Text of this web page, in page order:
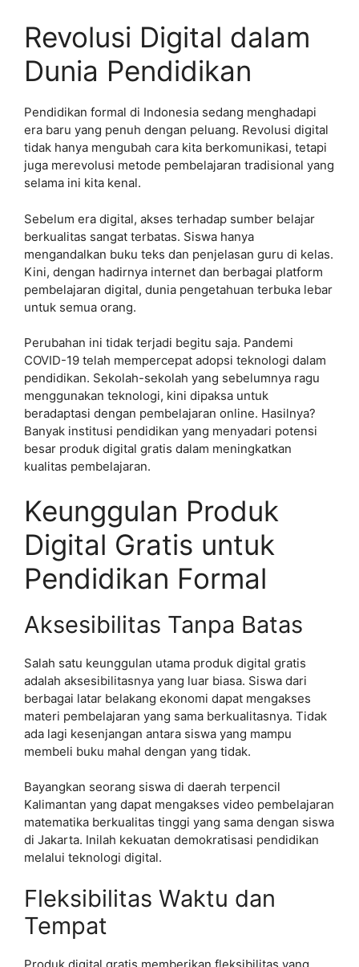
Revolusi Digital dalam
Dunia Pendidikan
Pendidikan formal di Indonesia sedang menghadapi
era baru yang penuh dengan peluang. Revolusi digital
tidak hanya mengubah cara kita berkomunikasi, tetapi
juga merevolusi metode pembelajaran tradisional yang
selama ini kita kenal.
Sebelum era digital, akses terhadap sumber belajar
berkualitas sangat terbatas. Siswa hanya
mengandalkan buku teks dan penjelasan guru di kelas.
Kini, dengan hadirnya internet dan berbagai platform
pembelajaran digital, dunia pengetahuan terbuka lebar
untuk semua orang.
Perubahan ini tidak terjadi begitu saja. Pandemi
COVID-19 telah mempercepat adopsi teknologi dalam
pendidikan. Sekolah-sekolah yang sebelumnya ragu
menggunakan teknologi, kini dipaksa untuk
beradaptasi dengan pembelajaran online. Hasilnya?
Banyak institusi pendidikan yang menyadari potensi
besar produk digital gratis dalam meningkatkan
kualitas pembelajaran.
Keunggulan Produk
Digital Gratis untuk
Pendidikan Formal
Aksesibilitas Tanpa Batas
Salah satu keunggulan utama produk digital gratis
adalah aksesibilitasnya yang luar biasa. Siswa dari
berbagai latar belakang ekonomi dapat mengakses
materi pembelajaran yang sama berkualitasnya. Tidak
ada lagi kesenjangan antara siswa yang mampu
membeli buku mahal dengan yang tidak.
Bayangkan seorang siswa di daerah terpencil
Kalimantan yang dapat mengakses video pembelajaran
matematika berkualitas tinggi yang sama dengan siswa
di Jakarta. Inilah kekuatan demokratisasi pendidikan
melalui teknologi digital.
Fleksibilitas Waktu dan
Tempat
Produk digital gratis memberikan fleksibilitas yang